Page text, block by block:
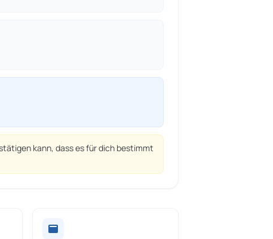
kann, dass es für dich bestimmt